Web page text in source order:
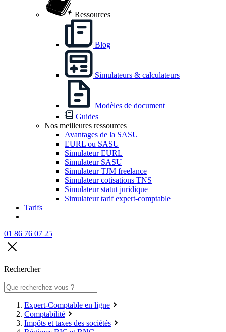
Ressources
Blog
Simulateurs & calculateurs
Modèles de document
Guides
Nos meilleures ressources
Avantages de la SASU
EURL ou SASU
Simulateur EURL
Simulateur SASU
Simulateur TJM freelance
Simulateur cotisations TNS
Simulateur statut juridique
Simulateur tarif expert-comptable
Tarifs
01 86 76 07 25
Rechercher
Expert-Comptable en ligne
Comptabilité
Impôts et taxes des sociétés